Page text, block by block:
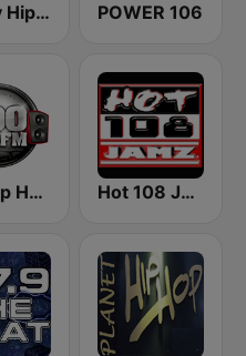
Simply Hip-Hop Radio POWER 106
100 Hip Hop and RNB FM Hot 108 Jamz